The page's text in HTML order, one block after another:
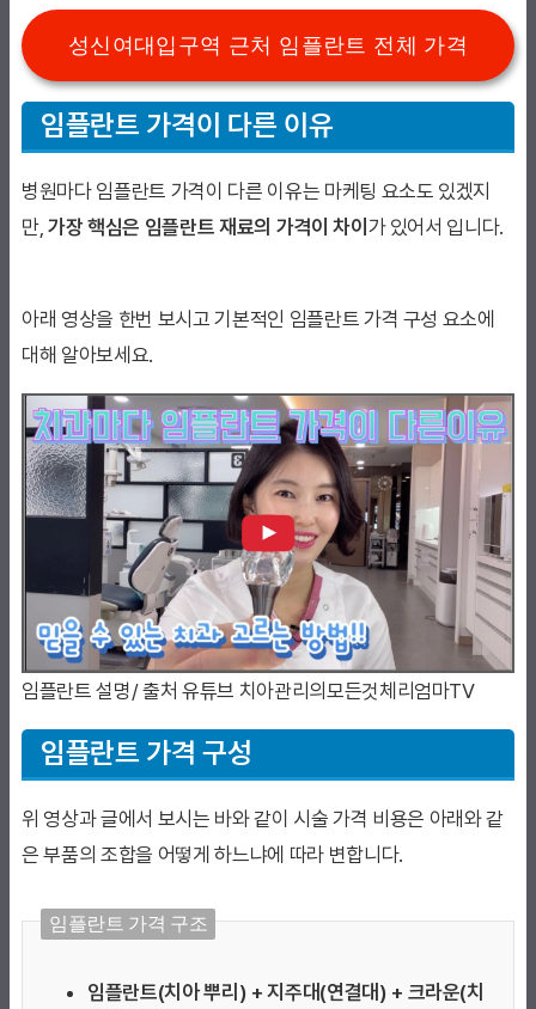
성신여대입구역 근처 임플란트 전체 가격
임플란트 가격이 다른 이유
병원마다 임플란트 가격이 다른 이유는 마케팅 요소도 있겠지
만, 가장 핵심은 임플란트 재료의 가격이 차이 가 있어서 입니다.
아래 영상을 한번 보시고 기본적인 임플란트 가격 구성 요소에
대해 알아보세요.
임플란트 설명/ 출처 유튜브 치아관리의모든것체리엄마TV
임플란트 가격 구성
위 영상과 글에서 보시는 바와 같이 시술 가격 비용은 아래와 같
은 부품의 조합을 어떻게 하느냐에 따라 변합니다.
임플란트 가격 구조
임플란트(치아 뿌리) + 지주대(연결대) + 크라운(치